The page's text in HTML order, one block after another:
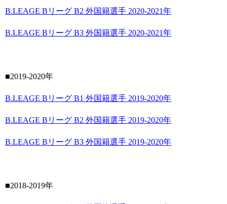
B.LEAGE Bリーグ B2 外国籍選手 2020-2021年
B.LEAGE Bリーグ B3 外国籍選手 2020-2021年
■2019-2020年
B.LEAGE Bリーグ B1 外国籍選手 2019-2020年
B.LEAGE Bリーグ B2 外国籍選手 2019-2020年
B.LEAGE Bリーグ B3 外国籍選手 2019-2020年
■2018-2019年